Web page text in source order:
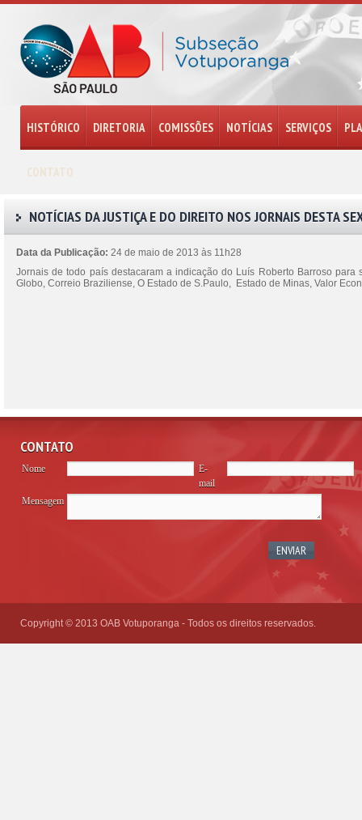
HISTÓRICO DIRETORIA COMISSÕES NOTÍCIAS SERVIÇOS
CONTATO
NOTÍCIAS DA JUSTIÇA E DO DIREITO NOS JORNAIS DESTA
Data da Publicação: 24 de maio de 2013 às 11h28
Jornais de todo país destacaram a indicação do Luís Roberto Barroso
Globo, Correio Braziliense, O Estado de S.Paulo, Estado de Minas, Valor
CONTATO
Nome
E-
mail
Mensagem
Copyright © 2013 OAB Votuporanga - Todos os direitos reservados.